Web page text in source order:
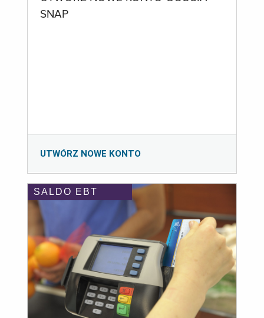
SNAP
UTWÓRZ NOWE KONTO
SALDO EBT